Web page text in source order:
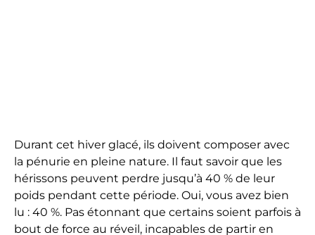
Durant cet hiver glacé, ils doivent composer avec
la pénurie en pleine nature. Il faut savoir que les
hérissons peuvent perdre jusqu’à 40 % de leur
poids pendant cette période. Oui, vous avez bien
lu : 40 %. Pas étonnant que certains soient parfois à
bout de force au réveil, incapables de partir en